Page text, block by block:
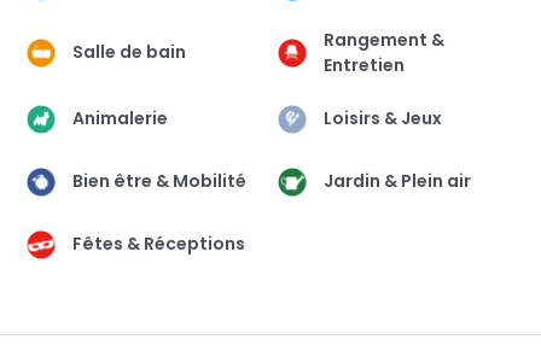
Salle de bain
Rangement &
Entretien
Animalerie Loisirs & Jeux
Bien être & Mobilité Jardin & Plein air
Fêtes & Réceptions